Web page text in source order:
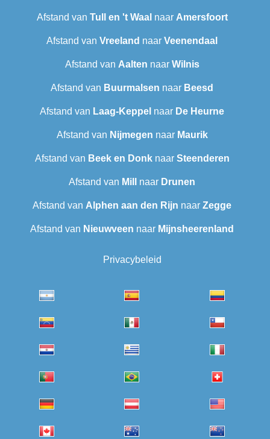
Afstand van Tull en 't Waal naar Amersfoort
Afstand van Vreeland naar Veenendaal
Afstand van Aalten naar Wilnis
Afstand van Buurmalsen naar Beesd
Afstand van Laag-Keppel naar De Heurne
Afstand van Nijmegen naar Maurik
Afstand van Beek en Donknaar Steenderen
Afstand van Mill naar Drunen
Afstand van Alphen aan den Rijn naar Zegge
Afstand van Nieuwveen naar Mijnsheerenland
Privacybeleid